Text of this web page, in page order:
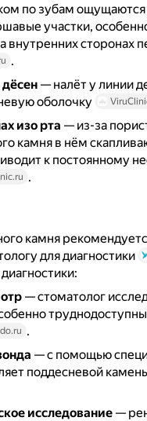
по зубам ощущаются
участки,
внутренних сторонах
.
— налёт у линии
оболочку
изо рта — из-за
камня в нём
к постоянному
.
камня
для диагностики
— стоматолог
.
— с помощью
поддесневой камень
исследование —